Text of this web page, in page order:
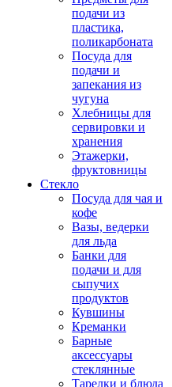
подачи из
пластика,
поликарбоната
Посуда для
подачи и
запекания из
чугуна
Хлебницы для
сервировки и
хранения
Этажерки,
фруктовницы
Стекло
Посуда для чая и
кофе
Вазы, ведерки
для льда
Банки для
подачи и для
сыпучих
продуктов
Кувшины
Креманки
Барные
аксессуары
стеклянные
Тарелки и блюда